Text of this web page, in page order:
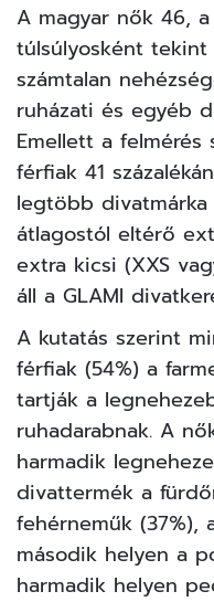
A magyar nők 46,
túlsúlyosként
számtalan
ruházati és egyéb
Emellett a
férfiak 41
legtöbb divatmárka
átlagostól eltérő
extra kicsi (XXS
áll a GLAMI
A kutatás szerint
férfiak (54%) a
tartják a
ruhadarabnak. A
harmadik
divattermék a
fehérneműk (37%),
második helyen a
harmadik helyen